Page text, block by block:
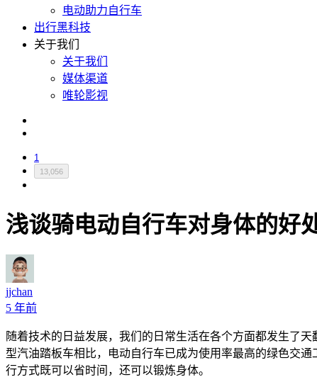
电动助力自行车
出行黑科技
关于我们
关于我们
媒体渠道
唯轮影视
1
13,056
浅谈骑电动自行车对身体的好
jjchan
5 年前
随着技术的日益发展，我们的日常生活在各个方面都发生了
型汽油踏板车相比，电动自行车已成为使用率最高的绿色交
行方式既可以省时间，还可以锻炼身体。